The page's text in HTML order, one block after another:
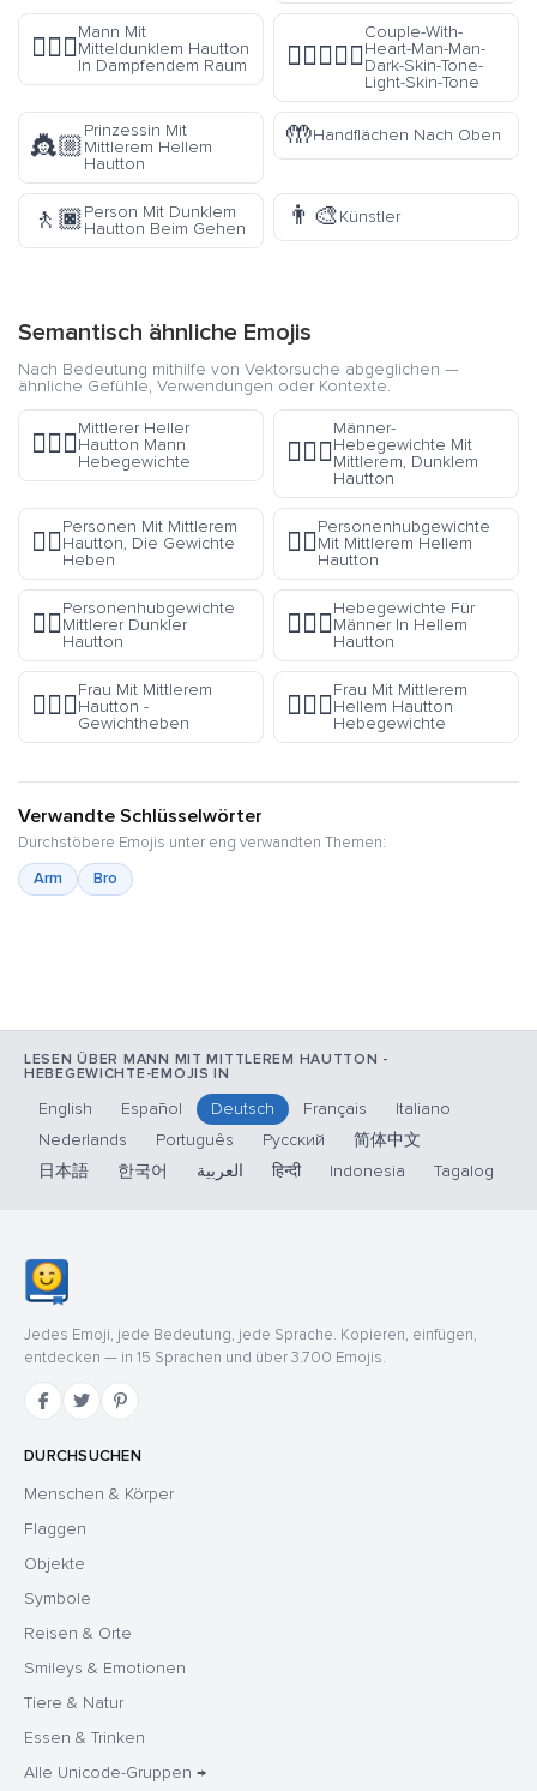
🧖🏾‍♂️
Mann Mit
Mitteldunklem Hautton
In Dampfendem Raum
👨🏿‍❤️‍👨🏻
Couple-With-
Heart-Man-Man-
Dark-Skin-Tone-
Light-Skin-Tone
👸🏼
Prinzessin Mit
Mittlerem Hellem
Hautton
🤲Handflächen Nach Oben
🚶🏿Person Mit Dunklem
Hautton Beim Gehen
👨‍🎨Künstler
Semantisch ähnliche Emojis
Nach Bedeutung mithilfe von Vektorsuche abgeglichen —
ähnliche Gefühle, Verwendungen oder Kontexte.
🏋🏼‍♂️
Mittlerer Heller
Hautton Mann
Hebegewichte
🏋🏾‍♂️
Männer-
Hebegewichte Mit
Mittlerem, Dunklem
Hautton
🏋🏽
Personen Mit Mittlerem
Hautton, Die Gewichte
Heben
🏋🏼
Personenhubgewichte
Mit Mittlerem Hellem
Hautton
🏋🏾
Personenhubgewichte
Mittlerer Dunkler
Hautton
🏋🏻‍♂️
Hebegewichte Für
Männer In Hellem
Hautton
🏋🏽‍♀️
Frau Mit Mittlerem
Hautton -
Gewichtheben
🏋🏼‍♀️
Frau Mit Mittlerem
Hellem Hautton
Hebegewichte
Verwandte Schlüsselwörter
Durchstöbere Emojis unter eng verwandten Themen:
Arm
Bro
LESEN ÜBER MANN MIT MITTLEREM HAUTTON -
HEBEGEWICHTE-EMOJIS IN
English Español Deutsch Français
Italiano
Nederlands
Português Русский
简体中文
日本語
한국어 العربية हिन्दी Indonesia Tagalog
Jedes Emoji, jede Bedeutung, jede Sprache. Kopieren, einfügen,
entdecken — in 15 Sprachen und über 3.700 Emojis.
DURCHSUCHEN
Menschen & Körper
Flaggen
Objekte
Symbole
Reisen & Orte
Smileys & Emotionen
Tiere & Natur
Essen & Trinken
Alle Unicode-Gruppen →